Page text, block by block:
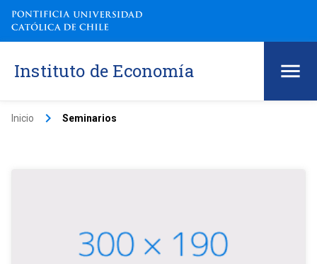
Instituto de Economía
Inicio keyboard_arrow_right Seminarios